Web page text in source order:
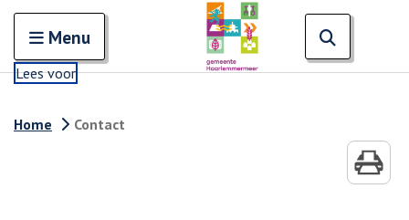
Open en sluit het
Menu
Lees voor
Home Contact